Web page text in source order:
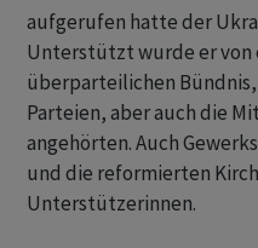
aufgerufen hatte der
Unterstützt wurde er von
überparteilichen
Parteien, aber auch die
angehörten. Auch
und die reformierten
Unterstützerinnen.